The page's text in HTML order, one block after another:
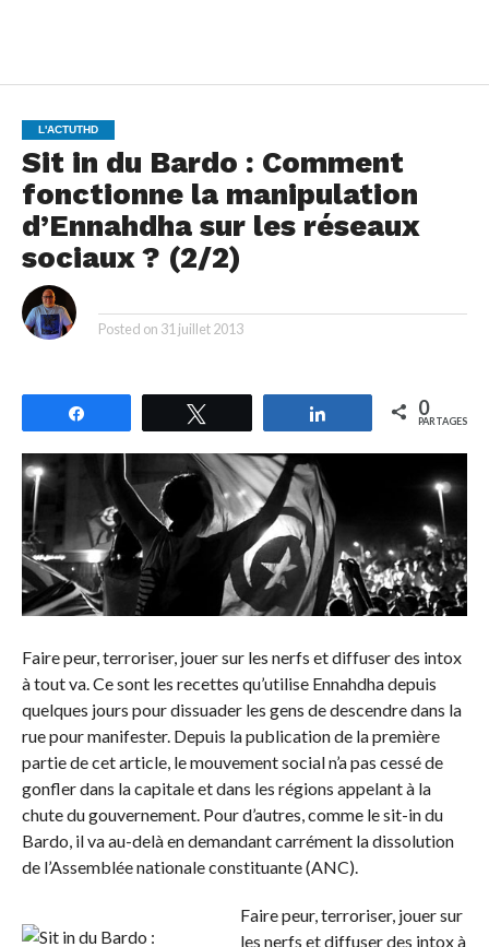
L'ACTUTHD
Sit in du Bardo : Comment
fonctionne la manipulation
d’Ennahdha sur les réseaux
sociaux ? (2/2)
Posted on 31 juillet 2013
Partagez 0
PARTAGES
Faire peur, terroriser, jouer sur les nerfs et diffuser des intox
à tout va. Ce sont les recettes qu’utilise Ennahdha depuis
quelques jours pour dissuader les gens de descendre dans la
rue pour manifester. Depuis la publication de la première
partie de cet article, le mouvement social n’a pas cessé de
gonfler dans la capitale et dans les régions appelant à la
chute du gouvernement. Pour d’autres, comme le sit-in du
Bardo, il va au-delà en demandant carrément la dissolution
de l’Assemblée nationale constituante (ANC).
Faire peur, terroriser, jouer sur
les nerfs et diffuser des intox à